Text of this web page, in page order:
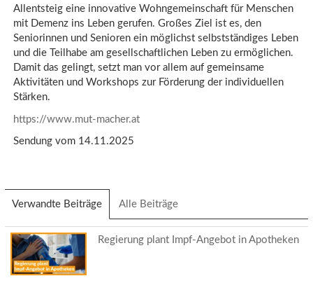
Allentsteig eine innovative Wohngemeinschaft für Menschen
mit Demenz ins Leben gerufen. Großes Ziel ist es, den
Seniorinnen und Senioren ein möglichst selbstständiges Leben
und die Teilhabe am gesellschaftlichen Leben zu ermöglichen.
Damit das gelingt, setzt man vor allem auf gemeinsame
Aktivitäten und Workshops zur Förderung der individuellen
Stärken.
https://www.mut-macher.at
Sendung vom 14.11.2025
Verwandte Beiträge (aktiver
Reiter)
Alle Beiträge
Regierung plant Impf-Angebot in Apotheken